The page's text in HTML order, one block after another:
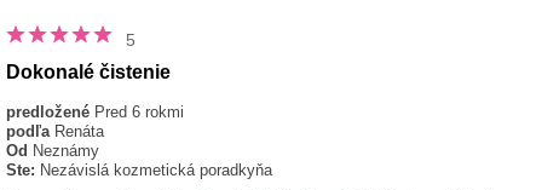
5
Dokonalé čistenie
predložené Pred 6 rokmi
podľa Renáta
Od Neznámy
Ste: Nezávislá kozmetická poradkyňa